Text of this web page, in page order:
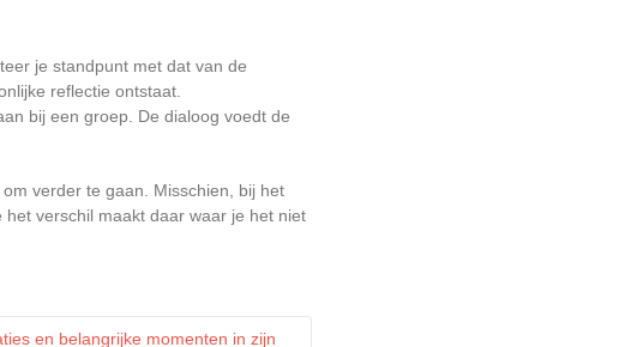
je standpunt met dat van de
reflectie ontstaat.
bij een groep. De dialoog voedt de
verder te gaan. Misschien, bij het
verschil maakt daar waar je het niet
en belangrijke momenten in zijn